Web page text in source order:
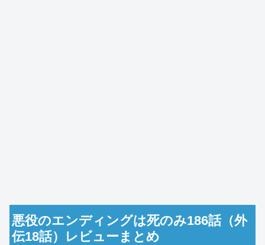
悪役のエンディングは死のみ186話（外
伝18話）レビューまとめ